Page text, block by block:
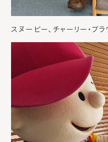
スヌーピー、チャーリー・ブラ